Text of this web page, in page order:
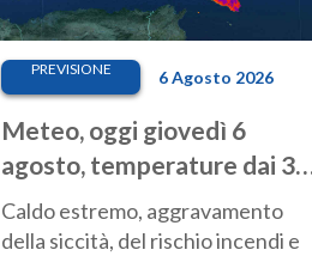
PREVISIONE 6 Agosto 2026
Meteo, oggi giovedì 6
agosto, temperature dai 33
ai 40 gradi
Caldo estremo, aggravamento
della siccità, del rischio incendi e